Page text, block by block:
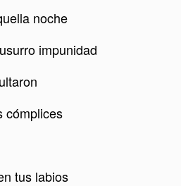
noche
impunidad
cómplices
tus labios